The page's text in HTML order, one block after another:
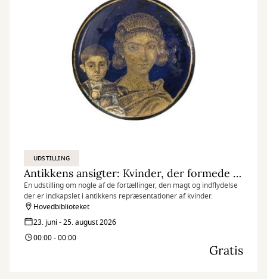
UDSTILLING
Antikkens ansigter: Kvinder, der formede deres verden
En udstilling om nogle af de fortællinger, den magt og indflydelse
der er indkapslet i antikkens repræsentationer af kvinder.
Hovedbiblioteket
23. juni - 25. august 2026
00:00 - 00:00
Gratis